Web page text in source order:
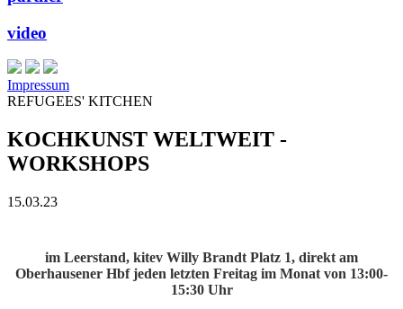
video
Impressum
REFUGEES' KITCHEN
KOCHKUNST WELTWEIT -
WORKSHOPS
15.03.23
im Leerstand, kitev Willy Brandt Platz 1, direkt am
Oberhausener Hbfjeden letzten Freitag im Monat von 13:00-
15:30 Uhr